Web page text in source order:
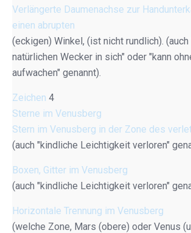
Verlängerte Daumenachse zur
einen abrupten
(eckigen) Winkel, (ist nicht rundlich). (auch
natürlichen Wecker in sich" oder "kann
aufwachen" genannt).
Zeichen 4
Sterne im Venusberg
Stern im Venusberg in der Zone des
(auch "kindliche Leichtigkeit verloren"
Boxen, Gitter im Venusberg
(auch "kindliche Leichtigkeit verloren"
Horizontale Trennung im Venusberg
(welche Zone, Mars (obere) oder Venus